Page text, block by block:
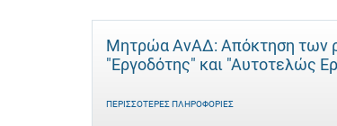
Μητρώα ΑνΑΔ: Απόκτηση των
"Εργοδότης" και "Αυτοτελώς
ΠΕΡΙΣΣΌΤΕΡΕΣ ΠΛΗΡΟΦΟΡΊΕΣ